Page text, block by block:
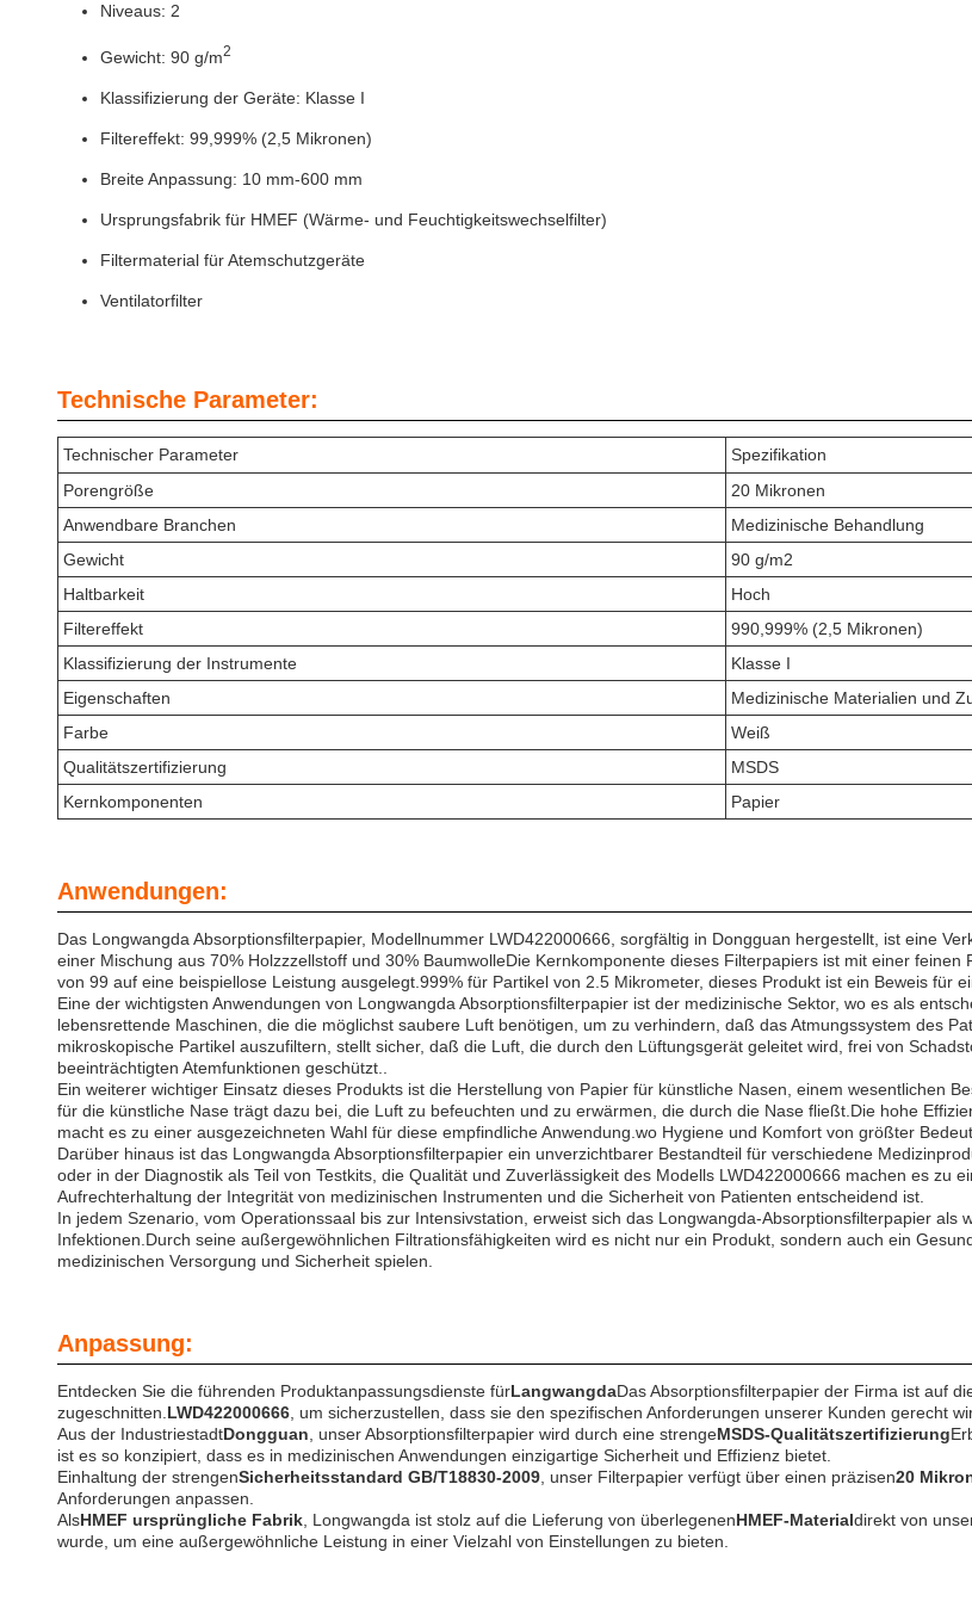
Niveaus: 2
Gewicht: 90 g/m2
Klassifizierung der Geräte: Klasse I
Filtereffekt: 99,999% (2,5 Mikronen)
Breite Anpassung: 10 mm-600 mm
Ursprungsfabrik für HMEF (Wärme- und Feuchtigkeitswechselfilter)
Filtermaterial für Atemschutzgeräte
Ventilatorfilter
Technische Parameter:
Technischer Parameter
Spezifikation
Porengröße
20 Mikronen
Anwendbare Branchen
Medizinische Behandlung
Gewicht
90 g/m2
Haltbarkeit
Hoch
Filtereffekt
990,999% (2,5 Mikronen)
Klassifizierung der Instrumente
Klasse I
Eigenschaften
Medizinische Materialien und
Farbe
Weiß
Qualitätszertifizierung
MSDS
Kernkomponenten
Papier
Anwendungen:
Das Longwangda Absorptionsfilterpapier, Modellnummer LWD422000666, sorgfältig in Dongguan hergestellt, ist eine
einer Mischung aus 70% Holzzzellstoff und 30% BaumwolleDie Kernkomponente dieses Filterpapiers ist mit einer
von 99 auf eine beispiellose Leistung ausgelegt.999% für Partikel von 2.5 Mikrometer, dieses Produkt ist ein Beweis für
Eine der wichtigsten Anwendungen von Longwangda Absorptionsfilterpapier ist der medizinische Sektor, wo es als
lebensrettende Maschinen, die die möglichst saubere Luft benötigen, um zu verhindern, daß das Atmungssystem des
mikroskopische Partikel auszufiltern, stellt sicher, daß die Luft, die durch den Lüftungsgerät geleitet wird, frei von
beeinträchtigten Atemfunktionen geschützt..
Ein weiterer wichtiger Einsatz dieses Produkts ist die Herstellung von Papier für künstliche Nasen, einem wesentlichen
für die künstliche Nase trägt dazu bei, die Luft zu befeuchten und zu erwärmen, die durch die Nase fließt.Die hohe
macht es zu einer ausgezeichneten Wahl für diese empfindliche Anwendung.wo Hygiene und Komfort von größter
Darüber hinaus ist das Longwangda Absorptionsfilterpapier ein unverzichtbarer Bestandteil für verschiedene
oder in der Diagnostik als Teil von Testkits, die Qualität und Zuverlässigkeit des Modells LWD422000666 machen es zu
Aufrechterhaltung der Integrität von medizinischen Instrumenten und die Sicherheit von Patienten entscheidend ist.
In jedem Szenario, vom Operationssaal bis zur Intensivstation, erweist sich das Longwangda-Absorptionsfilterpapier als
Infektionen.Durch seine außergewöhnlichen Filtrationsfähigkeiten wird es nicht nur ein Produkt, sondern auch ein
medizinischen Versorgung und Sicherheit spielen.
Anpassung:
Entdecken Sie die führenden Produktanpassungsdienste fürLangwangdaDas Absorptionsfilterpapier der Firma ist auf
zugeschnitten. LWD422000666 , um sicherzustellen, dass sie den spezifischen Anforderungen unserer Kunden gerecht
Aus der IndustriestadtDongguan , unser Absorptionsfilterpapier wird durch eine strengeMSDS-Qualitätszertifizierung
ist es so konzipiert, dass es in medizinischen Anwendungen einzigartige Sicherheit und Effizienz bietet.
Einhaltung der strengenSicherheitsstandard GB/T18830-2009 , unser Filterpapier verfügt über einen präzisen20
Anforderungen anpassen.
AlsHMEF ursprüngliche Fabrik , Longwangda ist stolz auf die Lieferung von überlegenenHMEF-Materialdirekt von
wurde, um eine außergewöhnliche Leistung in einer Vielzahl von Einstellungen zu bieten.